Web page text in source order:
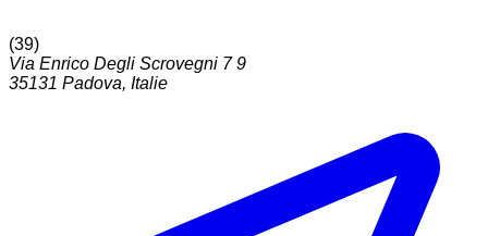
(39)
Via Enrico Degli Scrovegni 7 9
35131 Padova, Italie